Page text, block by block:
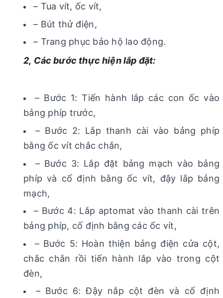
– Tua vít, ốc vít,
– Bút thử điện,
– Trang phục bảo hộ lao động.
2, Các bước thực hiện lắp đặt:
– Bước 1: Tiến hành lắp các con ốc vào
bảng phíp trước,
– Bước 2: Lắp thanh cài vào bảng phíp
bằng ốc vít chắc chắn,
– Bước 3: Lắp đặt bảng mạch vào bảng
phíp và cố định bằng ốc vít, đậy lắp bảng
mạch,
– Bước 4: Lắp aptomat vào thanh cài trên
bảng phíp, cố định bằng các ốc vít,
– Bước 5: Hoàn thiện bảng điện cửa cột,
chắc chắn rồi tiến hành lắp vào trong cột
đèn,
– Bước 6: Đậy nắp cột đèn và cố định